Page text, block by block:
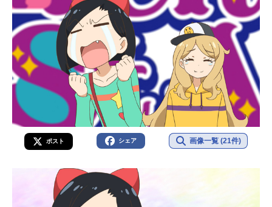
ポスト シェア 画像一覧 (21件)